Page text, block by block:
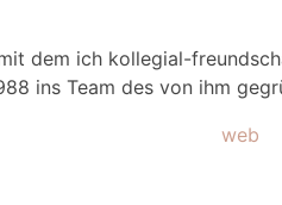
dem ich kollegial-
ins Team des von ihm
web